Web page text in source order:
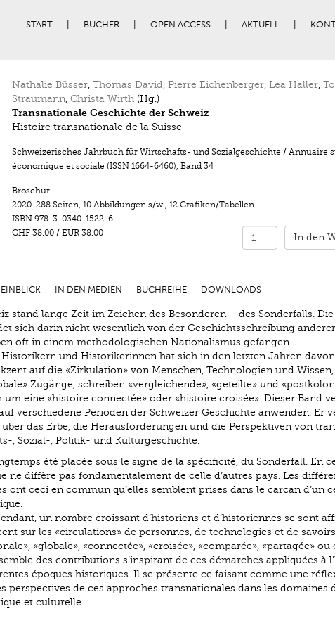
START BÜCHER OPEN ACCESS AKTUELL
Nathalie Büsser, Thomas David, Pierre Eichenberger, Lea Haller,
Straumann, Christa Wirth(Hg.)
Transnationale Geschichte der Schweiz
Histoire transnationale de la Suisse
Schweizerisches Jahrbuch für Wirtschafts- und Sozialgeschichte / Annuaire
économique et sociale (ISSN 1664-6460), Band 34
Broschur
2020. 288 Seiten, 10 Abbildungen s/w., 12 Grafiken/Tabellen
ISBN 978-3-0340-1522-6
CHF 38.00/ EUR 38.00 In den
EINBLICK IN DEN MEDIEN BUCHREIHE DOWNLOADS
stand lange Zeit im ­Zeichen des Besonderen – des Sonderfalls.
sich darin nicht wesentlich von der Geschichtsschreibung
oft in einem methodologischen Nationalismus gefangen.
und Historikerinnen hat sich in den letzten Jahren
auf die «Zirkulation» von Menschen, Technologien und
Zugänge, schreiben «vergleichende», «geteilte» und
um eine «histoire connectée» oder «histoire croisée». Dieser Band
verschiedene Perioden der Schweizer Geschichte anwenden. Er
das Erbe, die Herausforderungen und die Perspektiven von
, Sozial-, ­Politik- und Kulturgeschichte.
été placée sous le signe de la spécificité, du Sonderfall. En
ne diffère pas fondamentalement de celle d’autres pays. Les
ont ceci en commun qu’elles semblent prises dans le carcan d’un
un nombre croissant d’historiens et d’historiennes se sont
sur les «circulations» de personnes, de technologies et de
«globale», «connectée», «croisée», «comparée», «partagée»
des contributions s’inspirant de ces démarches appliquées à
époques historiques. Il se présente ce faisant comme une
perspectives de ces approches transnationales dans les domaines
et culturelle.